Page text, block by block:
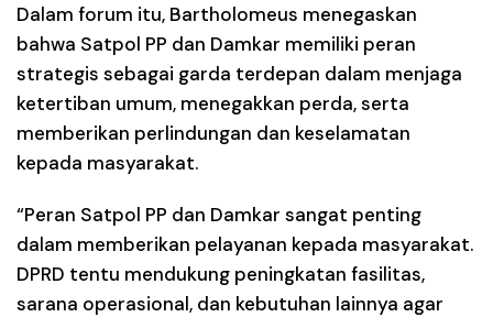
Dalam forum itu, Bartholomeus menegaskan
bahwa Satpol PP dan Damkar memiliki peran
strategis sebagai garda terdepan dalam menjaga
ketertiban umum, menegakkan perda, serta
memberikan perlindungan dan keselamatan
kepada masyarakat.
“Peran Satpol PP dan Damkar sangat penting
dalam memberikan pelayanan kepada masyarakat.
DPRD tentu mendukung peningkatan fasilitas,
sarana operasional, dan kebutuhan lainnya agar